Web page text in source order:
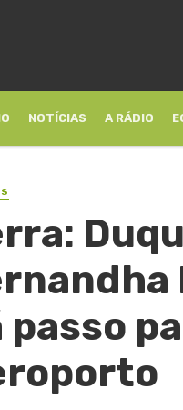
NOTÍCIAS A RÁDIO
passo